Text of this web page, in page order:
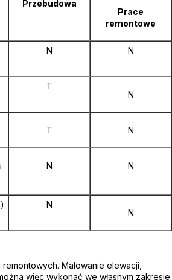
Przebudowa
Prace
remontowe
N N
T
N
T N
N N
N
N
Malowanie elewacji,
więc wykonać we własnym zakresie.